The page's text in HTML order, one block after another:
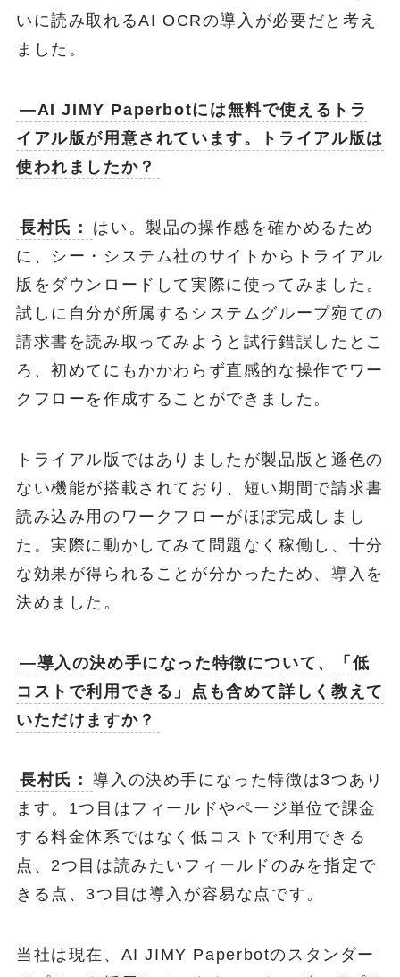
いに読み取れるAI OCRの導入が必要だと考え
ました。
―AI JIMY Paperbotには無料で使えるトラ
イアル版が用意されています。トライアル版は
使われましたか？
長村氏：
はい。製品の操作感を確かめるため
に、シー・システム社のサイトからトライアル
版をダウンロードして実際に使ってみました。
試しに自分が所属するシステムグループ宛ての
請求書を読み取ってみようと試行錯誤したとこ
ろ、初めてにもかかわらず直感的な操作でワー
クフローを作成することができました。
トライアル版ではありましたが製品版と遜色の
ない機能が搭載されており、短い期間で請求書
読み込み用のワークフローがほぼ完成しまし
た。実際に動かしてみて問題なく稼働し、十分
な効果が得られることが分かったため、導入を
決めました。
―導入の決め手になった特徴について、「低
コストで利用できる」点も含めて詳しく教えて
いただけますか？
長村氏：
導入の決め手になった特徴は3つあり
ます。1つ目はフィールドやページ単位で課金
する料金体系ではなく低コストで利用できる
点、2つ目は読みたいフィールドのみを指定で
きる点、3つ目は導入が容易な点です。
当社は現在、AI JIMY Paperbotのスタンダー